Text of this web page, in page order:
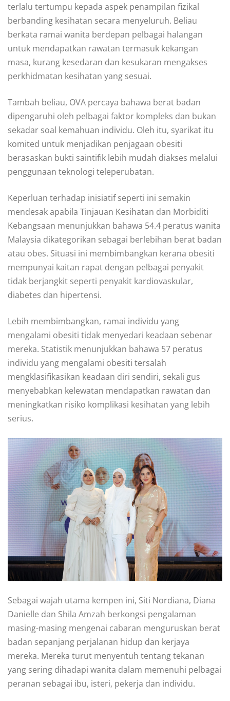
terlalu tertumpu kepada aspek penampilan fizikal
berbanding kesihatan secara menyeluruh. Beliau
berkata ramai wanita berdepan pelbagai halangan
untuk mendapatkan rawatan termasuk kekangan
masa, kurang kesedaran dan kesukaran mengakses
perkhidmatan kesihatan yang sesuai.
Tambah beliau, OVA percaya bahawa berat badan
dipengaruhi oleh pelbagai faktor kompleks dan bukan
sekadar soal kemahuan individu. Oleh itu, syarikat itu
komited untuk menjadikan penjagaan obesiti
berasaskan bukti saintifik lebih mudah diakses melalui
penggunaan teknologi teleperubatan.
Keperluan terhadap inisiatif seperti ini semakin
mendesak apabila Tinjauan Kesihatan dan Morbiditi
Kebangsaan menunjukkan bahawa 54.4 peratus wanita
Malaysia dikategorikan sebagai berlebihan berat badan
atau obes. Situasi ini membimbangkan kerana obesiti
mempunyai kaitan rapat dengan pelbagai penyakit
tidak berjangkit seperti penyakit kardiovaskular,
diabetes dan hipertensi.
Lebih membimbangkan, ramai individu yang
mengalami obesiti tidak menyedari keadaan sebenar
mereka. Statistik menunjukkan bahawa 57 peratus
individu yang mengalami obesiti tersalah
mengklasifikasikan keadaan diri sendiri, sekali gus
menyebabkan kelewatan mendapatkan rawatan dan
meningkatkan risiko komplikasi kesihatan yang lebih
serius.
Sebagai wajah utama kempen ini, Siti Nordiana, Diana
Danielle dan Shila Amzah berkongsi pengalaman
masing-masing mengenai cabaran menguruskan berat
badan sepanjang perjalanan hidup dan kerjaya
mereka. Mereka turut menyentuh tentang tekanan
yang sering dihadapi wanita dalam memenuhi pelbagai
peranan sebagai ibu, isteri, pekerja dan individu.